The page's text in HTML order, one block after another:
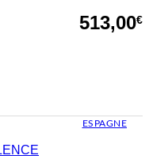
513,00€
ESPAGNE